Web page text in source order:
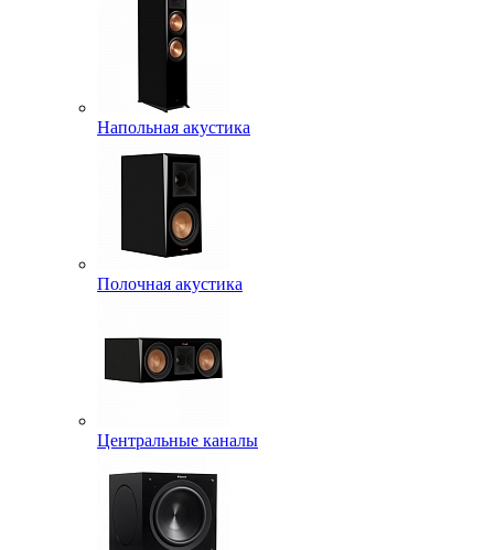
Напольная акустика
Полочная акустика
Центральные каналы